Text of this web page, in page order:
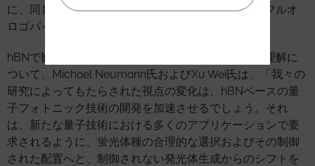
に、同じクラスのSPEは、異なる層状絶縁体であるフルオ
ロゴパイト雲母のシート下でも形成されました。
hBNで観察された多くのSPEの起源に関する新たな理解に
ついて、Michael Neumann氏およびXu Wei氏は、「我々の
研究によってもたらされた視点の変化は、hBNベースの量
子フォトニック技術の開発を加速させるでしょう。それ
は、新たな量子技術における多くのアプリケーションで要
求されるように、蛍光体種の合理的な選択およびその制御
された配置へと、制御されない発光体生成からのシフトを